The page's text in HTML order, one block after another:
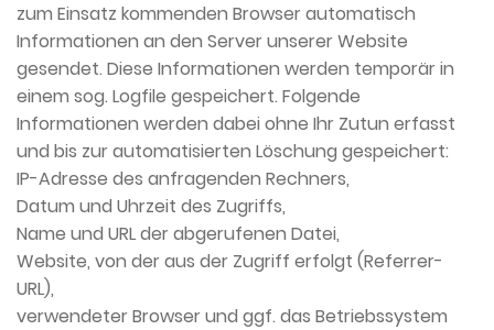
zum Einsatz kommenden Browser automatisch
Informationen an den Server unserer Website
gesendet. Diese Informationen werden temporär in
einem sog. Logfile gespeichert. Folgende
Informationen werden dabei ohne Ihr Zutun erfasst
und bis zur automatisierten Löschung gespeichert:
IP-Adresse des anfragenden Rechners,
Datum und Uhrzeit des Zugriffs,
Name und URL der abgerufenen Datei,
Website, von der aus der Zugriff erfolgt (Referrer-
URL),
verwendeter Browser und ggf. das Betriebssystem